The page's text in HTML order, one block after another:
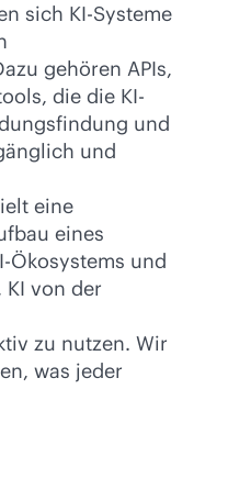
sich KI-Systeme
gehören APIs,
die die KI-
und
und
eine
eines
Ökosystems und
von der
zu nutzen. Wir
was jeder